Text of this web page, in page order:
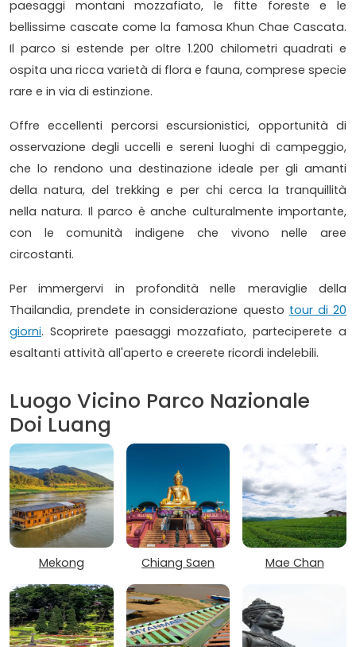
paesaggi montani mozzafiato, le fitte foreste e le
bellissime cascate come la famosa Khun Chae Cascata.
Il parco si estende per oltre 1.200 chilometri quadrati e
ospita una ricca varietà di flora e fauna, comprese specie
rare e in via di estinzione.
Offre eccellenti percorsi escursionistici, opportunità di
osservazione degli uccelli e sereni luoghi di campeggio,
che lo rendono una destinazione ideale per gli amanti
della natura, del trekking e per chi cerca la tranquillità
nella natura. Il parco è anche culturalmente importante,
con le comunità indigene che vivono nelle aree
circostanti.
Per immergervi in profondità nelle meraviglie della
Thailandia, prendete in considerazione questo tour di 20
giorni. Scoprirete paesaggi mozzafiato, parteciperete a
esaltanti attività all'aperto e creerete ricordi indelebili.
Luogo Vicino Parco Nazionale
Doi Luang
Mekong Chiang Saen Mae Chan